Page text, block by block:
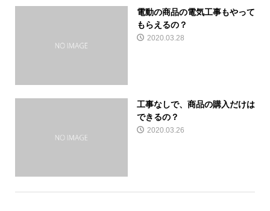
電動の商品の電気工事もやって
もらえるの？
2020.03.28
工事なしで、商品の購入だけは
できるの？
2020.03.26